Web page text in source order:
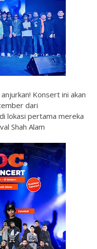
Konsert ini akan
dari
lokasi pertama mereka
Shah Alam